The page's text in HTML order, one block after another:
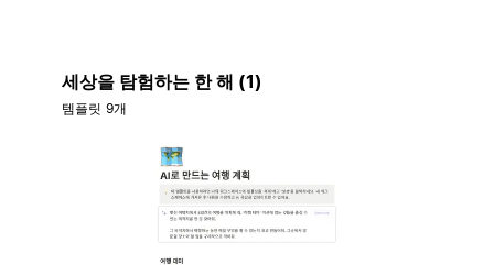
세상을 탐험하는 한 해 (1)
템플릿 9개